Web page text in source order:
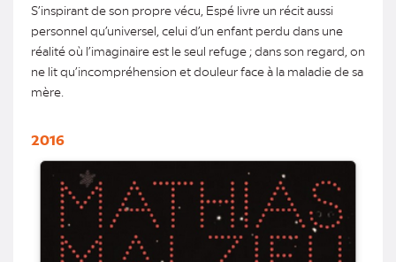
S’inspirant de son propre vécu, Espé livre un récit aussi
personnel qu’universel, celui d’un enfant perdu dans une
réalité où l’imaginaire est le seul refuge ; dans son regard, on
ne lit qu’incompréhension et douleur face à la maladie de sa
mère.
2016